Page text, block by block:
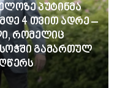
პუტინმა
4 თვით ადრე –
რომელიც
სოჭში გამართულ